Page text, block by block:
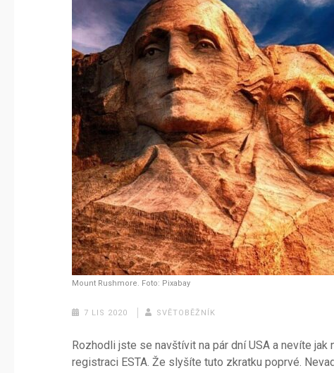
Mount Rushmore. Foto: Pixabay
7 LIS 2020 SVĚTOBĚŽNÍK
Rozhodli jste se navštívit na pár dní USA a nevíte
registraci ESTA. Že slyšíte tuto zkratku poprvé.